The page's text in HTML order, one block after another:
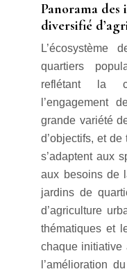
Panorama des
diversifié
L’écosystème
quartiers
reflétant la
l’engagement
grande variété
d’objectifs, et
s’adaptent aux
aux besoins de
jardins de
d’agriculture
thématiques et
chaque initiative
l’amélioration